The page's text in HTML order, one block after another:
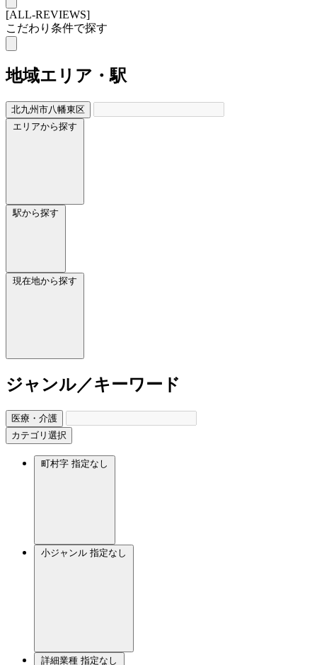
[ALL-REVIEWS]
こだわり条件で探す
地域エリア・駅
北九州市八幡東区
エリアから探す
駅から探す
現在地から探す
ジャンル／キーワード
医療・介護
カテゴリ選択
町村字 指定なし
小ジャンル 指定なし
詳細業種 指定なし